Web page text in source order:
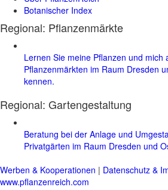
Botanischer Index
Regional: Pflanzenmärkte
Lernen Sie meine Pflanzen und mich
Pflanzenmärkten im Raum Dresden
kennen.
Regional: Gartengestaltung
Beratung bei der Anlage und
Privatgärten im Raum Dresden und
Werben & Kooperationen | Datenschutz &
www.pflanzenreich.com